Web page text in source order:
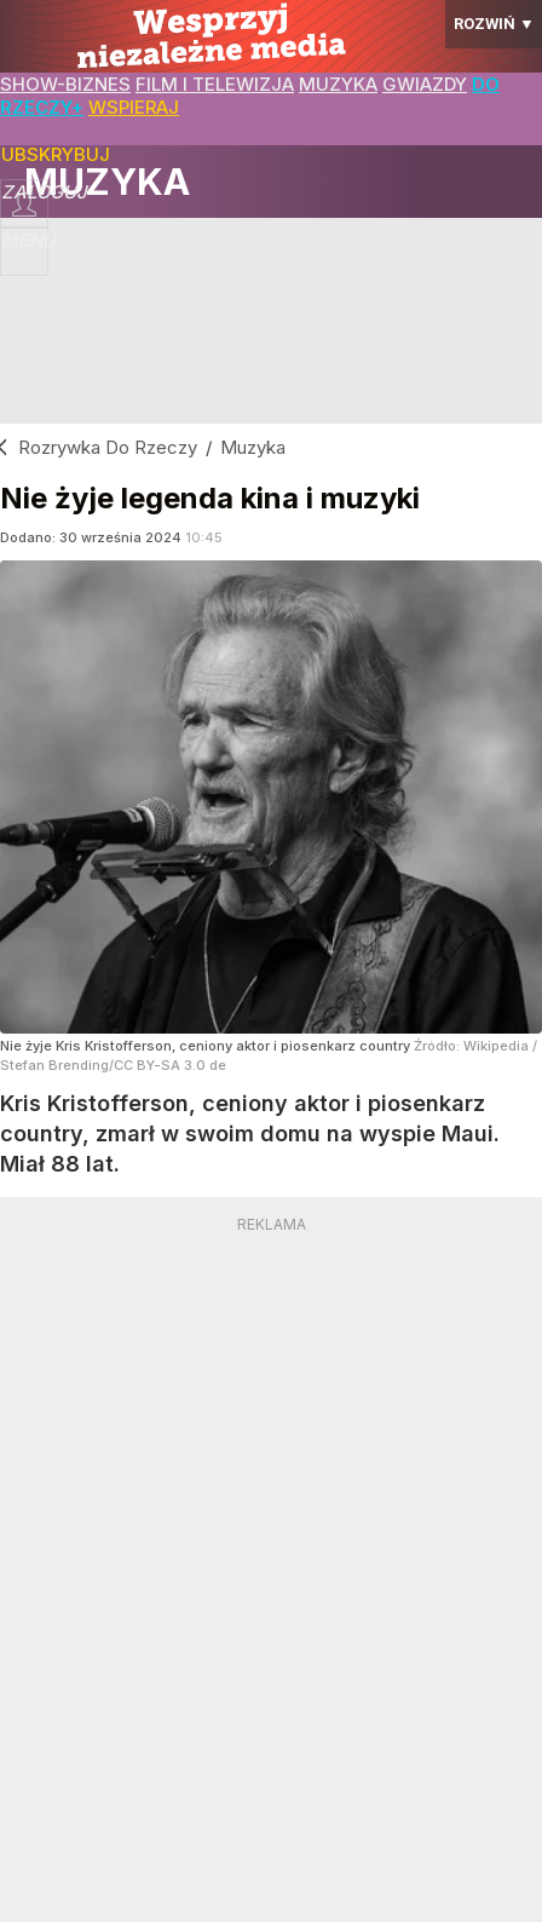
ROZWIŃ ▼
SHOW-BIZNES FILM I TELEWIZJA MUZYKA GWIAZDY DO
RZECZY+ WSPIERAJ
ZALOGUJ
MUZYKA
Rozrywka Do Rzeczy / Muzyka
Nie żyje legenda kina i muzyki
Dodano: 30 września 2024 10:45
Nie żyje Kris Kristofferson, ceniony aktor i piosenkarz country Źródło: Wikipedia /
Stefan Brending/CC BY-SA 3.0 de
Kris Kristofferson, ceniony aktor i piosenkarz
country, zmarł w swoim domu na wyspie Maui.
Miał 88 lat.